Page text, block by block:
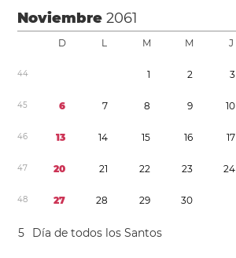
Noviembre2061
D L M M J
44 1 2 3
45 6 7 8 9 10
46 13 14 15 16 17
47 20 21 22 23 24
48 27 28 29 30
5 Día de todos los Santos